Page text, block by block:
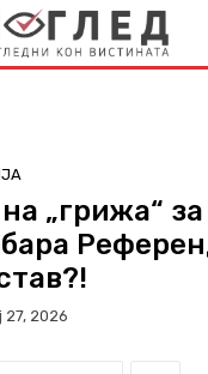
„грижа“
27, 2026